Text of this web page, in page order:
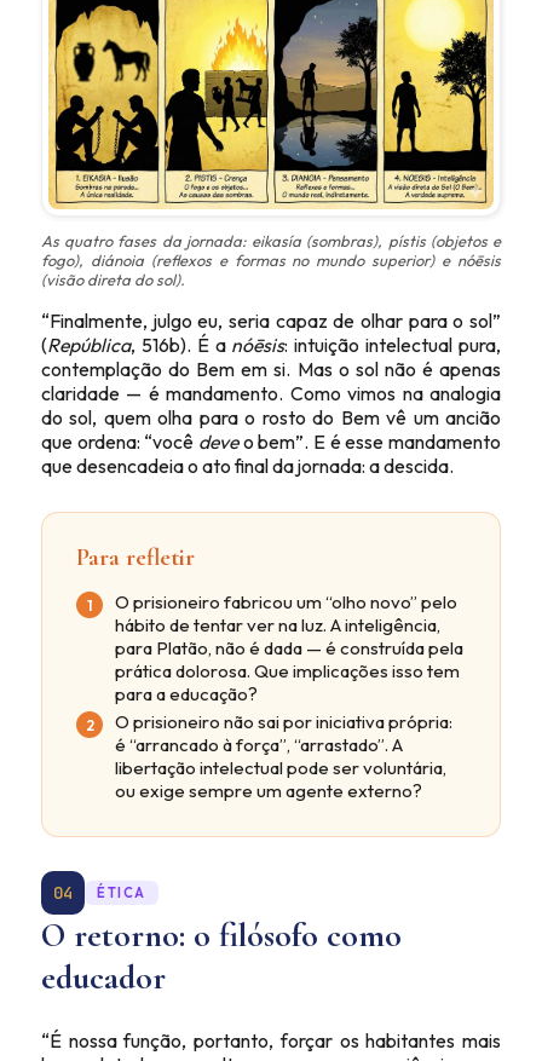
As quatro fases da jornada: eikasía (sombras), pístis(objetos e
fogo), diánoia(reflexos e formas no mundo superior) e nóēsis
(visão direta do sol).
“Finalmente, julgo eu, seria capaz de olhar para o sol”
(República, 516b). É a nóēsis: intuição intelectual pura,
contemplação do Bem em si. Mas o sol não é apenas
claridade — é mandamento. Como vimos na analogia
do sol, quem olha para o rosto do Bem vê um ancião
que ordena: “você deveo bem”. E é esse mandamento
que desencadeia o ato final da jornada: a descida.
Para refletir
O prisioneiro fabricou um “olho novo” pelo
hábito de tentar ver na luz. A inteligência,
para Platão, não é dada — é construída pela
prática dolorosa. Que implicações isso tem
para a educação?
O prisioneiro não sai por iniciativa própria:
é “arrancado à força”, “arrastado”. A
libertação intelectual pode ser voluntária,
ou exige sempre um agente externo?
04 ÉTICA
O retorno: o filósofo como
educador
“É nossa função, portanto, forçar os habitantes mais